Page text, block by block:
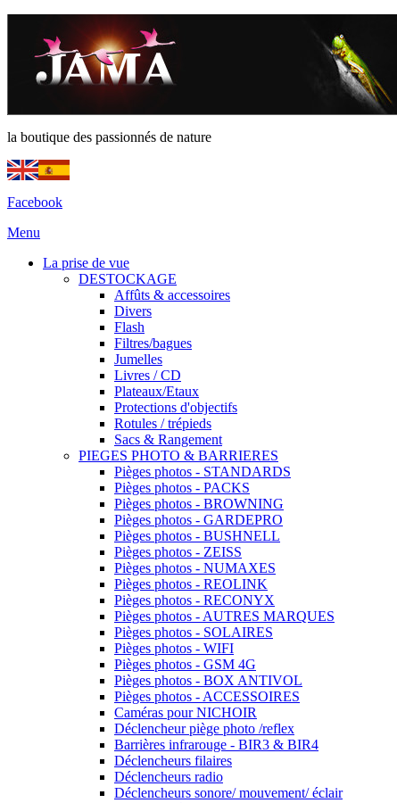
la boutique des passionnés de nature
Facebook
Menu
La prise de vue
DESTOCKAGE
Affûts & accessoires
Divers
Flash
Filtres/bagues
Jumelles
Livres / CD
Plateaux/Etaux
Protections d'objectifs
Rotules / trépieds
Sacs & Rangement
PIEGES PHOTO & BARRIERES
Pièges photos - STANDARDS
Pièges photos - PACKS
Pièges photos - BROWNING
Pièges photos - GARDEPRO
Pièges photos - BUSHNELL
Pièges photos - ZEISS
Pièges photos - NUMAXES
Pièges photos - REOLINK
Pièges photos - RECONYX
Pièges photos - AUTRES MARQUES
Pièges photos - SOLAIRES
Pièges photos - WIFI
Pièges photos - GSM 4G
Pièges photos - BOX ANTIVOL
Pièges photos - ACCESSOIRES
Caméras pour NICHOIR
Déclencheur piège photo /reflex
Barrières infrarouge - BIR3 & BIR4
Déclencheurs filaires
Déclencheurs radio
Déclencheurs sonore/ mouvement/ éclair